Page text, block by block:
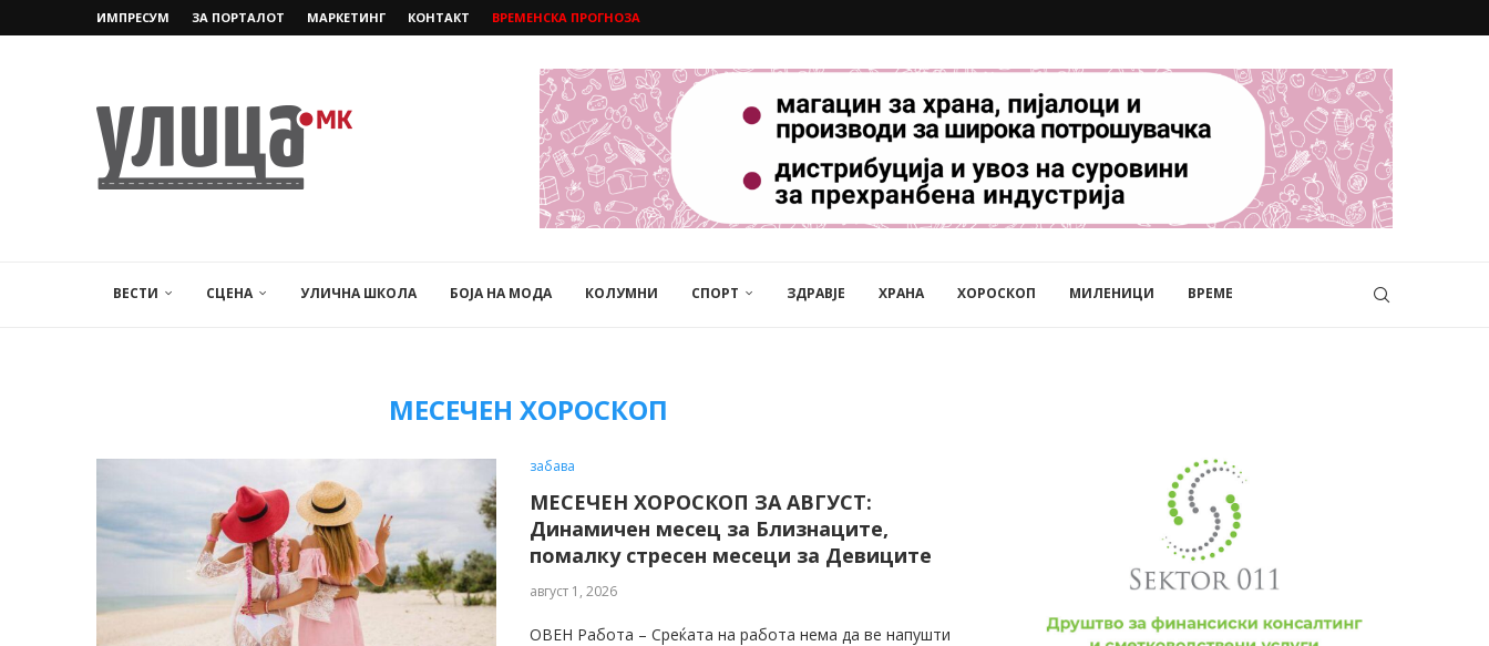
ИМПРЕСУМ ЗА ПОРТАЛОТ МАРКЕТИНГ КОНТАКТ ВРЕМЕНСКА ПРОГНОЗА
ВЕСТИ СЦЕНА УЛИЧНА ШКОЛА БОЈА НА МОДА КОЛУМНИ СПОРТ ЗДРАВЈЕ ХРАНА ХОРОСКОП МИЛЕНИЦИ ВРЕМЕ
МЕСЕЧЕН ХОРОСКОП
забава
МЕСЕЧЕН ХОРОСКОП ЗА АВГУСТ:
Динамичен месец за Близнаците,
помалку стресен месеци за Девиците
август 1, 2026
ОВЕН Работа – Среќата на работа нема да ве напушти